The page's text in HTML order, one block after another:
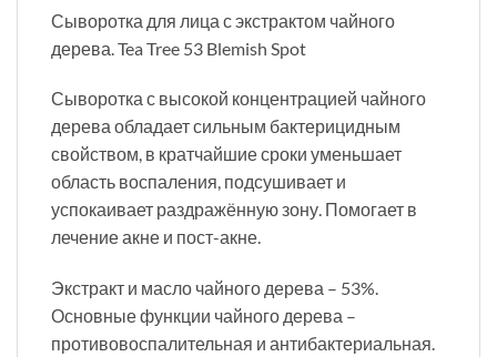
Сыворотка для лица с экстрактом чайного
дерева. Tea Tree 53 Blemish Spot
Сыворотка с высокой концентрацией чайного
дерева обладает сильным бактерицидным
свойством, в кратчайшие сроки уменьшает
область воспаления, подсушивает и
успокаивает раздражённую зону. Помогает в
лечение акне и пост-акне.
Экстракт и масло чайного дерева – 53%.
Основные функции чайного дерева –
противовоспалительная и антибактериальная.